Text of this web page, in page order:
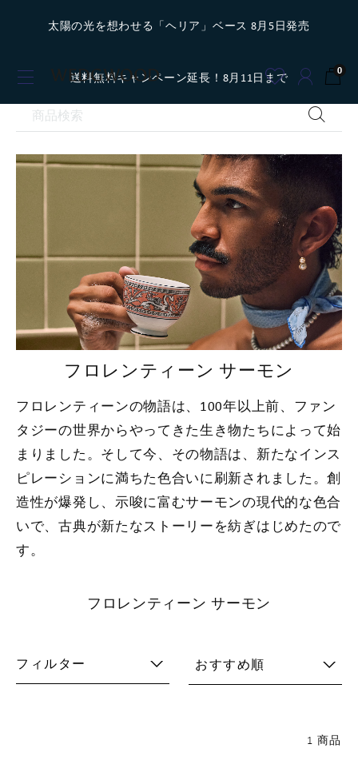
太陽の光を想わせる「ヘリア」ベース 8月5日発売
送料無料キャンペーン延長！8月11日まで 0
フロレンティーン サーモン
フロレンティーンの物語は、100年以上前、ファン
タジーの世界からやってきた生き物たちによって始
まりました。そして今、その物語は、新たなインス
ピレーションに満ちた色合いに刷新されました。創
造性が爆発し、示唆に富むサーモンの現代的な色合
いで、古典が新たなストーリーを紡ぎはじめたので
す。
フロレンティーン サーモン
フィルター おすすめ順
1 商品